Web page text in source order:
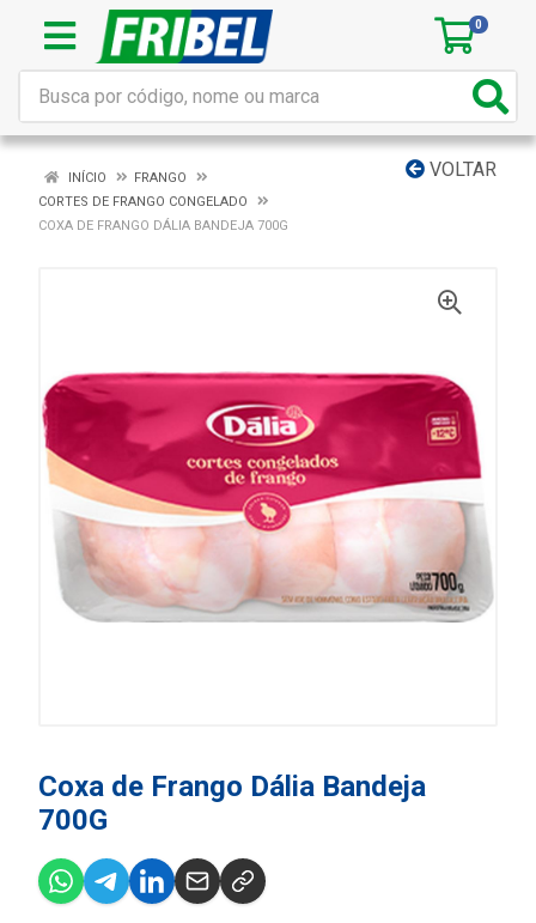
0
VOLTAR
INÍCIO
FRANGO
CORTES DE FRANGO CONGELADO
COXA DE FRANGO DÁLIA BANDEJA 700G
Coxa de Frango Dália Bandeja
700G